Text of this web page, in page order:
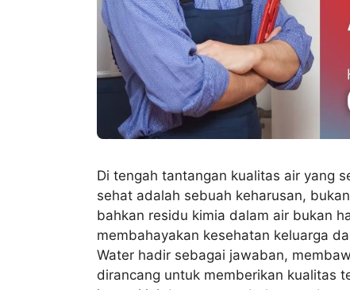
Di tengah tantangan kualitas air yang
sehat adalah sebuah keharusan,
bahkan residu kimia dalam air bukan
membahayakan kesehatan keluarga
Water hadir sebagai jawaban,
dirancang untuk memberikan kualitas